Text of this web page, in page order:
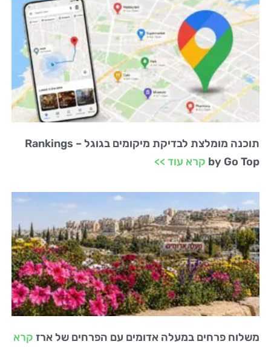
תוכנה מומלצת לבדיקת מיקומים בגוגל – Rankings
by Go Top קרא עוד >>
משלוח פרחים במעלה אדומים עם הפרחים של ארז קרא